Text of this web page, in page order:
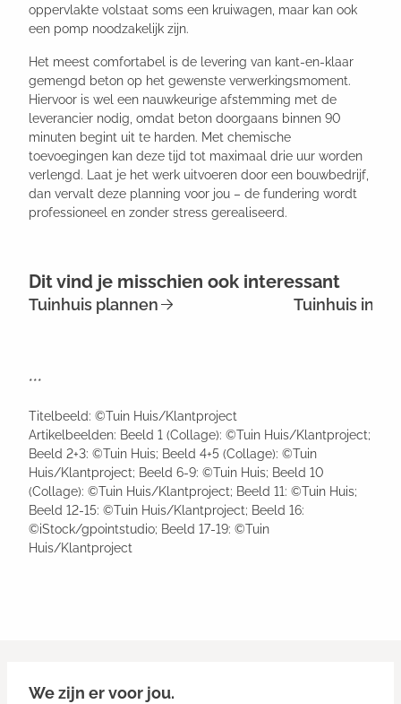
oppervlakte volstaat soms een kruiwagen, maar kan ook
een pomp noodzakelijk zijn.
Het meest comfortabel is de levering van kant-en-klaar
gemengd beton op het gewenste verwerkingsmoment.
Hiervoor is wel een nauwkeurige afstemming met de
leverancier nodig, omdat beton doorgaans binnen 90
minuten begint uit te harden. Met chemische
toevoegingen kan deze tijd tot maximaal drie uur worden
verlengd. Laat je het werk uitvoeren door een bouwbedrijf,
dan vervalt deze planning voor jou – de fundering wordt
professioneel en zonder stress gerealiseerd.
Dit vind je misschien ook interessant
Tuinhuis plannen Tuinhuis
***
Titelbeeld: ©Tuin Huis/Klantproject
Artikelbeelden: Beeld 1 (Collage): ©Tuin Huis/Klantproject;
Beeld 2+3: ©Tuin Huis; Beeld 4+5 (Collage): ©Tuin
Huis/Klantproject; Beeld 6-9: ©Tuin Huis; Beeld 10
(Collage): ©Tuin Huis/Klantproject; Beeld 11: ©Tuin Huis;
Beeld 12-15: ©Tuin Huis/Klantproject; Beeld 16:
©iStock/gpointstudio; Beeld 17-19: ©Tuin
Huis/Klantproject
We zijn er voor jou.